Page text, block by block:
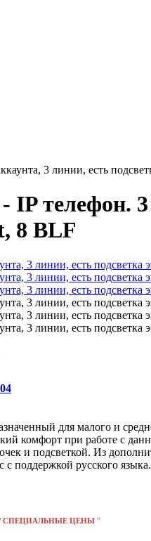
3 линии, есть
телефон.
8 BLF
для малого и
комфорт при работе с
и подсветкой. Из
поддержкой русского языка.
СПЕЦИАЛЬНЫЕ ЦЕНЫ "